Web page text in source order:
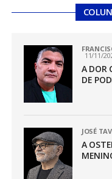
11/11/
A DOR
DE
JOSÉ
A